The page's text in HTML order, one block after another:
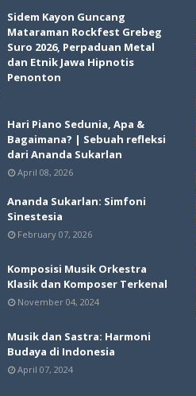
Sidem Kayon Guncang
Mataraman Rockfest Grebeg
Suro 2026, Perpaduan Metal
dan Etnik Jawa Hipnotis
Penonton
Hari Piano Sedunia, Apa &
Bagaimana? | Sebuah refleksi
dari Ananda Sukarlan
April 08, 2026
Ananda Sukarlan: Simfoni
Sinestesia
February 07, 2026
Komposisi Musik Orkestra
Klasik dan Komposer Terkenal
November 04, 2024
Musik dan Sastra: Harmoni
Budaya di Indonesia
April 07, 2024